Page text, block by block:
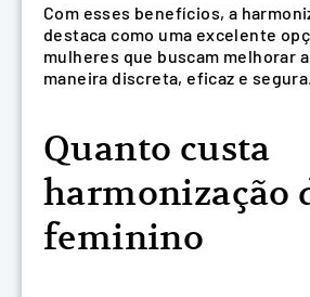
Com esses benefícios, a
destaca como uma excelente
mulheres que buscam melhorar
maneira discreta, eficaz e segura.
Quanto custa
harmonização
feminino